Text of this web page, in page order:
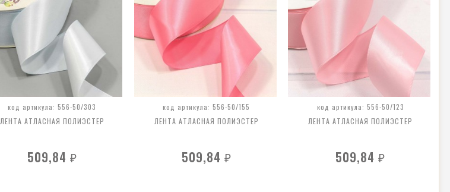
код артикула: 556-50/303
ЛЕНТА АТЛАСНАЯ ПОЛИЭСТЕР
509,84 ₽
код артикула: 556-50/155
ЛЕНТА АТЛАСНАЯ ПОЛИЭСТЕР
509,84 ₽
код артикула: 556-50/123
ЛЕНТА АТЛАСНАЯ ПОЛИЭСТЕР
509,84₽